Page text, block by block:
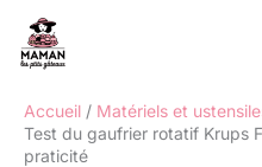
contenu
Accueil
Matériels et
Test du gaufrier rotatif Krups
praticité
Rechercher